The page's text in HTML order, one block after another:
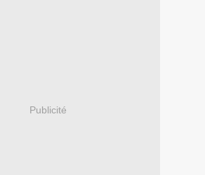
Publicité